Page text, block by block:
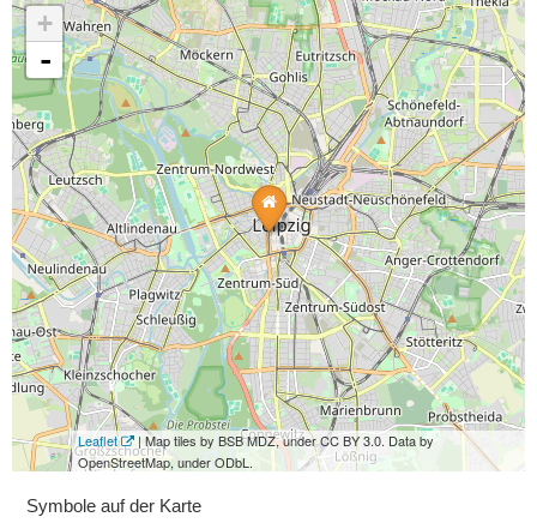
+
-
Leaflet
| Map tiles by BSB MDZ, under CC BY 3.0. Data by
OpenStreetMap, under ODbL.
Symbole auf der Karte